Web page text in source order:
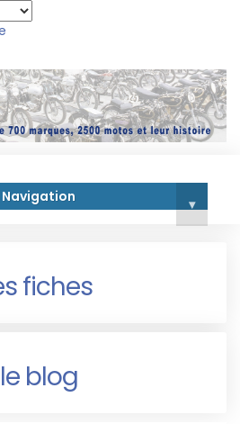
Navigation ▾
fiches
le blog